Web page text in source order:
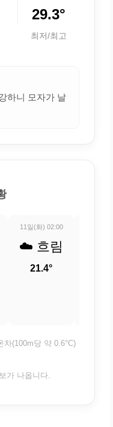
29.3°
최저/최고
하니 모자가 날
11일(화) 02:00
☁️ 흐림
21.4°
(100m당 약 0.6°C)
가 나옵니다.